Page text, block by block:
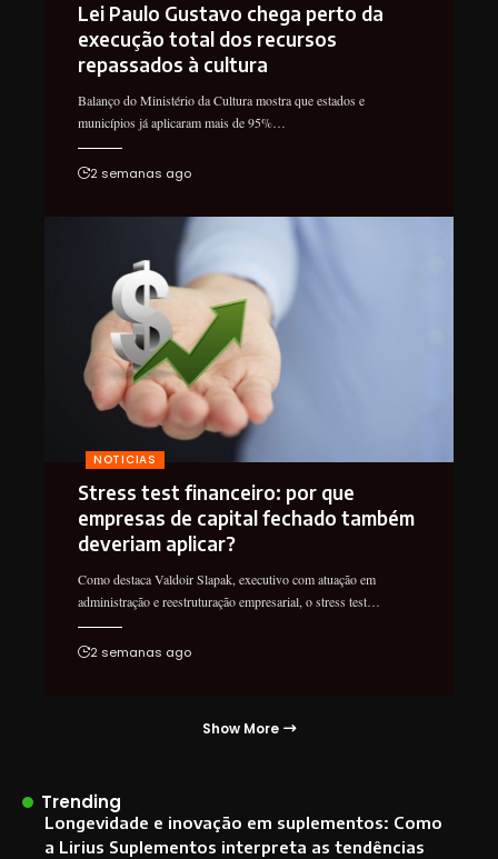
Lei Paulo Gustavo chega perto da
execução total dos recursos
repassados à cultura
Balanço do Ministério da Cultura mostra que estados e
municípios já aplicaram mais de 95%…
2 semanas ago
NOTICIAS
Stress test financeiro: por que
empresas de capital fechado também
deveriam aplicar?
Como destaca Valdoir Slapak, executivo com atuação em
administração e reestruturação empresarial, o stress test…
2 semanas ago
Show More
Trending
Longevidade e inovação em suplementos: Como
a Lirius Suplementos interpreta as tendências